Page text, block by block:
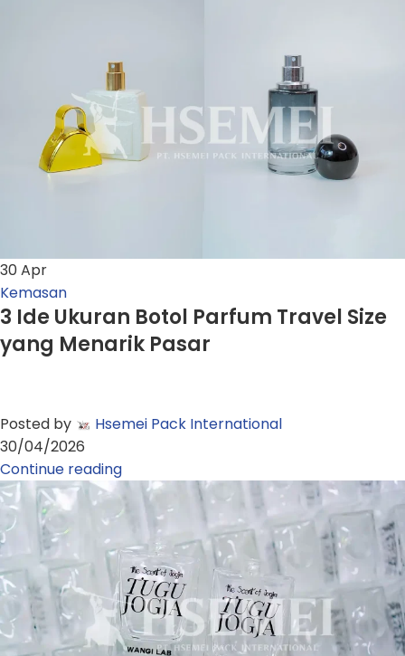
30Apr
Kemasan
3 Ide Ukuran Botol Parfum Travel Size
yang Menarik Pasar
Posted by
Hsemei Pack International
30/04/2026
Continue reading